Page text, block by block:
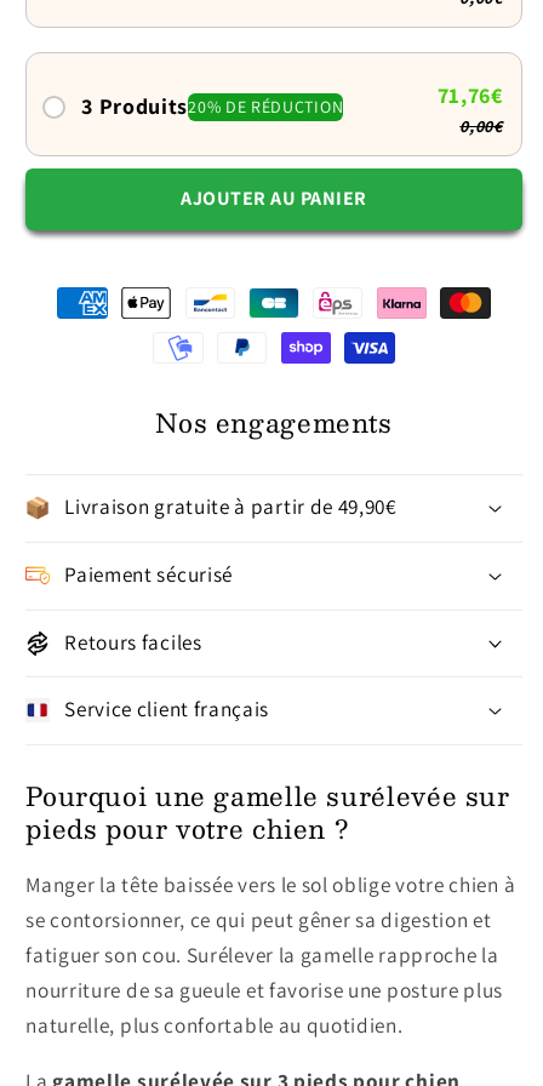
pieds,
sans
se
baisser
pieds,
sans
se
baisser
3 Produits20% DE RÉDUCTION 71,76€
0,00€
AJOUTER AU PANIER
Nos engagements
Livraison gratuite à partir de 49,90€
Paiement sécurisé
Retours faciles
Service client français
Pourquoi une gamelle surélevée sur
pieds pour votre chien ?
Manger la tête baissée vers le sol oblige votre chien à
se contorsionner, ce qui peut gêner sa digestion et
fatiguer son cou. Surélever la gamelle rapproche la
nourriture de sa gueule et favorise une posture plus
naturelle, plus confortable au quotidien.